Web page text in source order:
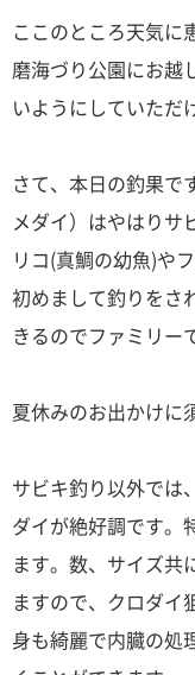
ここのところ天気に
磨海づり公園にお越
いようにしていただ
さて、本日の釣果で
メダイ）はやはりサ
リコ(真鯛の幼魚)や
初めまして釣りをさ
きるのでファミリー
夏休みのお出かけに
サビキ釣り以外では
ダイが絶好調です。
ます。数、サイズ共
ますので、クロダイ
身も綺麗で内臓の処